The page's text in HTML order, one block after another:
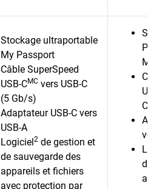
Stockage ultraportable
My Passport
Câble SuperSpeed
USB-CMC vers USB-C
(5 Gb/s)
Adaptateur USB-C vers
USB-A
Logiciel2 de gestion et
de sauvegarde des
appareils et fichiers
avec protection par
C